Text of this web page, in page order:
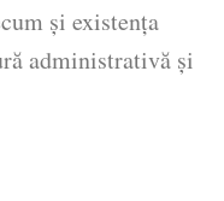
și existența
administrativă şi